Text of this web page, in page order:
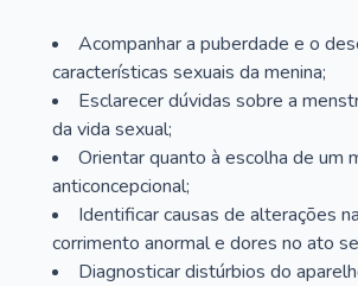
Acompanhar a puberdade e o
características sexuais da menina;
Esclarecer dúvidas sobre a
da vida sexual;
Orientar quanto à escolha de um
anticoncepcional;
Identificar causas de alterações
corrimento anormal e dores no ato
Diagnosticar distúrbios do